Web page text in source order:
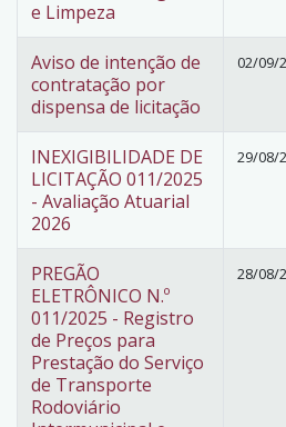
e Limpeza
Aviso de intenção de
contratação por
dispensa de licitação
02/09/
INEXIGIBILIDADE DE
LICITAÇÃO 011/2025
- Avaliação Atuarial
2026
29/08/
PREGÃO
ELETRÔNICO N.º
011/2025 - Registro
de Preços para
Prestação do Serviço
de Transporte
Rodoviário
28/08/